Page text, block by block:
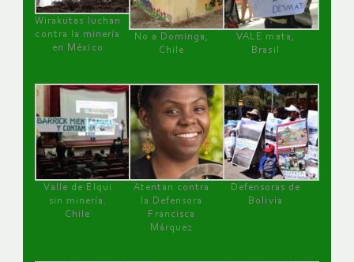
Wirakutas luchan
contra la minería
en México
No a Dominga,
Chile
VALE mata,
Brasil
Valle de Elqui
sin minería.
Chile
Atentan contra
la Defensora
Francisca
Márquez
Defensoras de
Bolivia